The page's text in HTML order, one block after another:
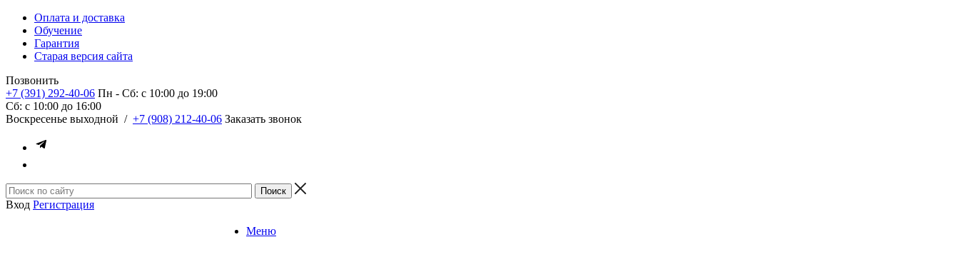
Оплата и доставка
Обучение
Гарантия
Старая версия сайта
Позвонить
+7 (391) 292-40-06 Пн - Сб: c 10:00 до 19:00
Сб: c 10:00 до 16:00
​Воскресенье выходной / +7 (908) 212-40-06 Заказать звонок
Вход Регистрация
Меню